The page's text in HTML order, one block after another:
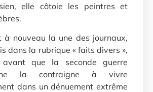
elle côtoie les peintres et
à nouveau la une des journaux,
dans la rubrique « faits divers »,
que la seconde guerre
ne la contraigne à vivre
dans un dénuement extrême